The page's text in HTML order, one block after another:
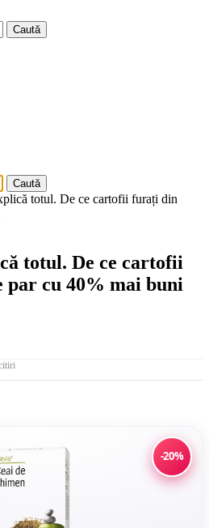
Caută
Caută
totul. De ce cartofii furați din
totul. De ce cartofii
cu 40% mai buni
-20%